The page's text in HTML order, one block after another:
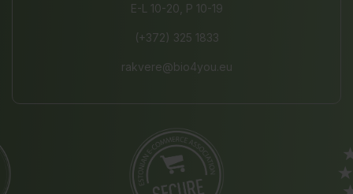
E-L 10-20, P 10-19
(+372) 325 1833
rakvere@bio4you.eu